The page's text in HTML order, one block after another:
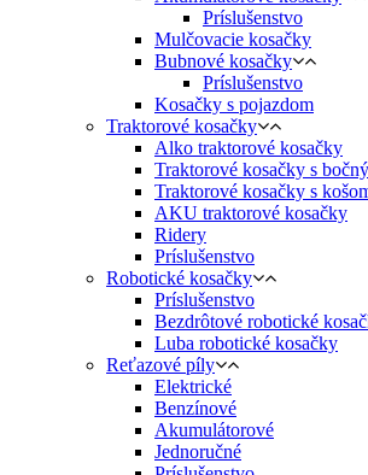
Príslušenstvo
Mulčovacie kosačky
Bubnové kosačky
Príslušenstvo
Kosačky s pojazdom
Traktorové kosačky
Alko traktorové kosačky
Traktorové kosačky s
Traktorové kosačky s
AKU traktorové kosačky
Ridery
Príslušenstvo
Robotické kosačky
Príslušenstvo
Bezdrôtové robotické
Luba robotické kosačky
Reťazové píly
Elektrické
Benzínové
Akumulátorové
Jednoručné